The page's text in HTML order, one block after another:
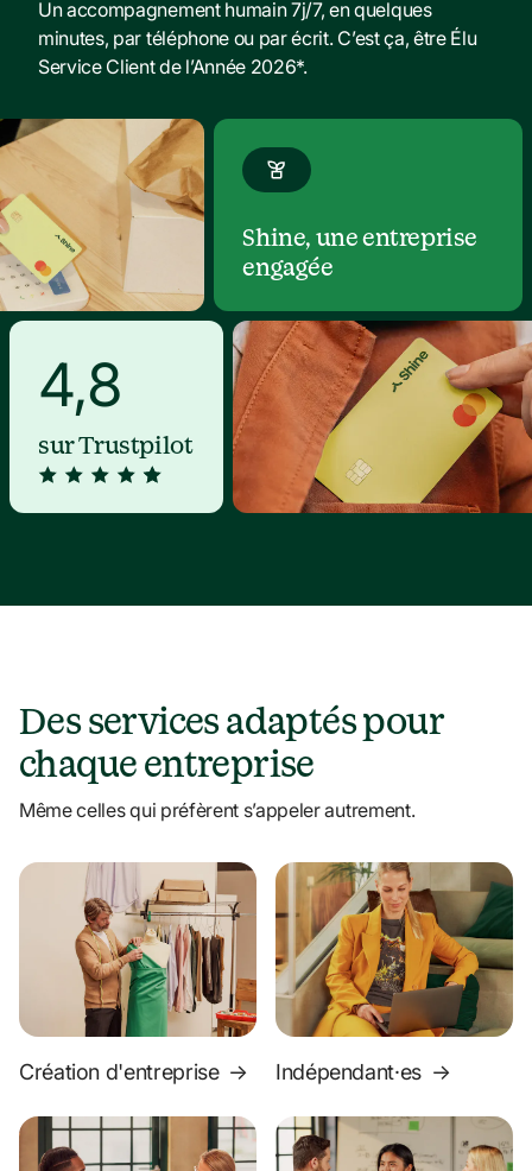
Un accompagnement humain 7j/7, en quelques
minutes, par téléphone ou par écrit. C’est ça, être Élu
Service Client de l’Année 2026*.
Shine, une entreprise
engagée
4,8
sur Trustpilot
Des services adaptés pour
chaque entreprise
Même celles qui préfèrent s’appeler autrement.
Création d'entreprise → Indépendant·es →